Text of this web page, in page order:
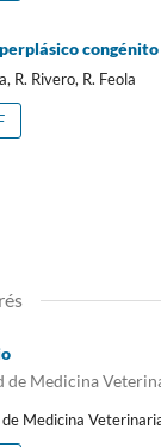
R. Rivero, R. Feola
de Medicina
de Medicina